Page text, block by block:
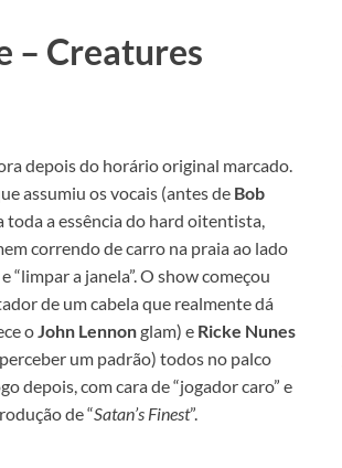
– Creatures
depois do horário original marcado.
assumiu os vocais (antes de Bob
toda a essência do hard oitentista,
correndo de carro na praia ao lado
a janela”. O show começou
de um cabela que realmente dá
oJohn Lennonglam) e Ricke Nunes
um padrão) todos no palco
depois, com cara de “jogador caro” e
de “Satan’s Finest”.